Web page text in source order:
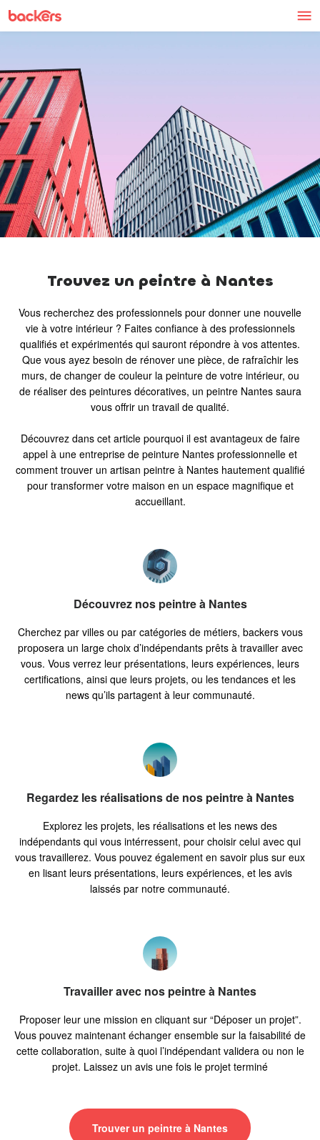
Skip to content
Trouvez un peintre à Nantes
Vous recherchez des professionnels pour donner une nouvelle
vie à votre intérieur ? Faites confiance à des professionnels
qualifiés et expérimentés qui sauront répondre à vos attentes.
Que vous ayez besoin de rénover une pièce, de rafraîchir les
murs, de changer de couleur la peinture de votre intérieur, ou
de réaliser des peintures décoratives, un peintre Nantes saura
vous offrir un travail de qualité.
Découvrez dans cet article pourquoi il est avantageux de faire
appel à une entreprise de peinture Nantes professionnelle et
comment trouver un artisan peintre à Nantes hautement qualifié
pour transformer votre maison en un espace magnifique et
accueillant.
Découvrez nos peintre à Nantes
Cherchez par villes ou par catégories de métiers, backers vous
proposera un large choix d’indépendants prêts à travailler avec
vous. Vous verrez leur présentations, leurs expériences, leurs
certifications, ainsi que leurs projets, ou les tendances et les
news qu’ils partagent à leur communauté.
Regardez les réalisations de nos peintre à Nantes
Explorez les projets, les réalisations et les news des
indépendants qui vous intérressent, pour choisir celui avec qui
vous travaillerez. Vous pouvez également en savoir plus sur eux
en lisant leurs présentations, leurs expériences, et les avis
laissés par notre communauté.
Travailler avec nos peintre à Nantes
Proposer leur une mission en cliquant sur “Déposer un projet”.
Vous pouvez maintenant échanger ensemble sur la faisabilité de
cette collaboration, suite à quoi l’indépendant validera ou non le
projet. Laissez un avis une fois le projet terminé
Trouver un peintre à Nantes